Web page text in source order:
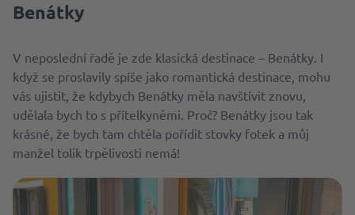
Benátky
V neposlední řadě je zde klasická destinace – Benátky. I
když se proslavily spíše jako romantická destinace, mohu
vás ujistit, že kdybych Benátky měla navštívit znovu,
udělala bych to s přítelkyněmi. Proč? Benátky jsou tak
krásné, že bych tam chtěla pořídit stovky fotek a můj
manžel tolik trpělivosti nemá!